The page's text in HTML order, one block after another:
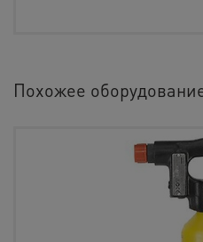
Похожее